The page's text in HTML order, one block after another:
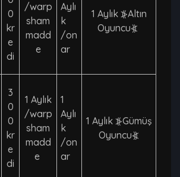
0
kr
e
di
/warp
sham
madd
e
Aylı
k
/on
ar
1 Aylık ⦕Altın
Oyuncu⦖
3
0
0
kr
e
di
1 Aylık
/warp
sham
madd
e
1
Aylı
k
/on
ar
1 Aylık ⦕Gümüş
Oyuncu⦖